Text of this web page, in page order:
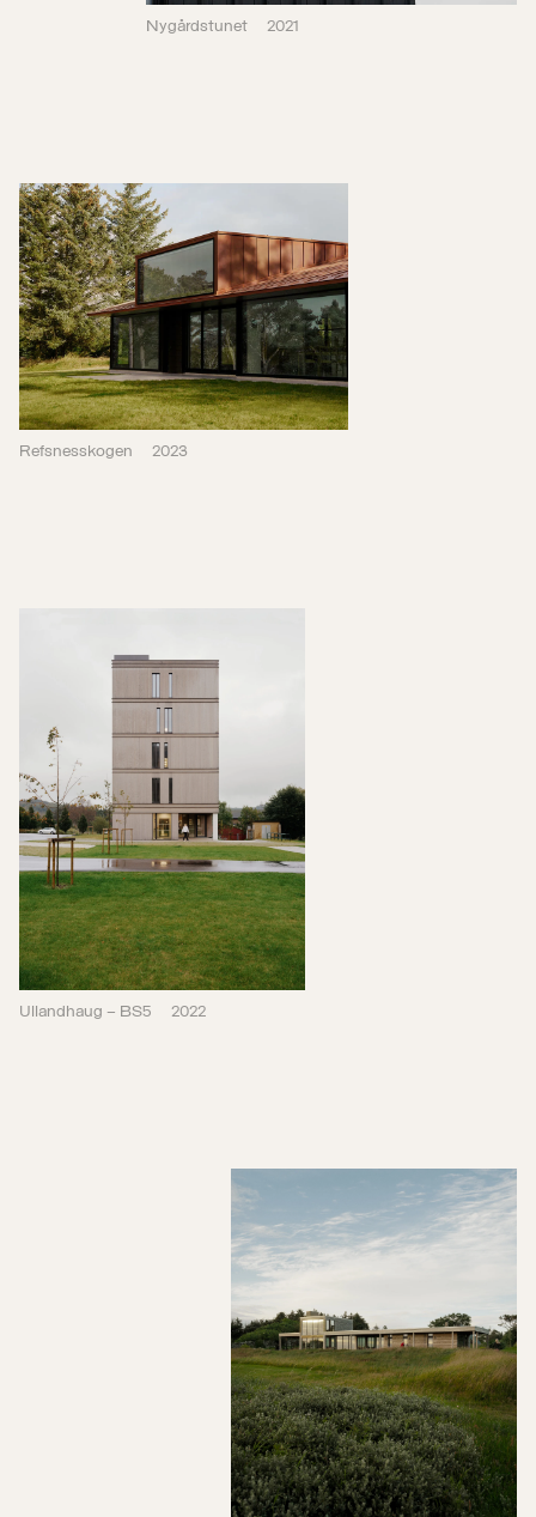
Refsnesskogen 2023
Ullandhaug – BS5 2022
Fritidsbolig Refsnes 2012